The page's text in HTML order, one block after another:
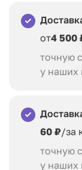
от4 500
точную
у наших
60 ₽/за
точную
у наших